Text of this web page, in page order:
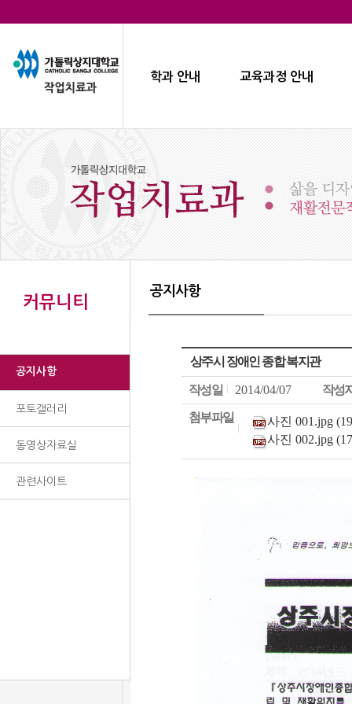
학과 안내 교육과정 안내
커뮤니티
공지사항
포토갤러리
동영상자료실
관련사이트
공지사항
상주시 장애인 종합 복지관
작성일 2014/04/07 작성
첨부파일
사진 001.jpg
사진 002.jpg